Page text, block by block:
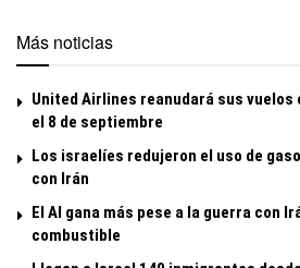
Más noticias
United Airlines reanudará sus vuelos
el 8 de septiembre
Los israelíes redujeron el uso de
con Irán
El Al gana más pese a la guerra con
combustible